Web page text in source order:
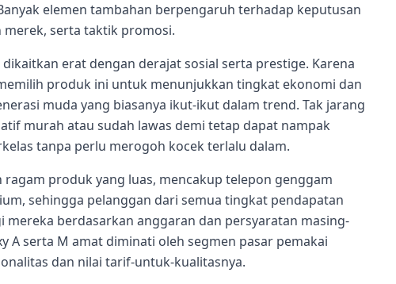
elemen tambahan berpengaruh terhadap keputusan
serta taktik promosi.
erat dengan derajat sosial serta prestige. Karena
produk ini untuk menunjukkan tingkat ekonomi dan
muda yang biasanya ikut-ikut dalam trend. Tak jarang
murah atau sudah lawas demi tetap dapat nampak
tanpa perlu merogoh kocek terlalu dalam.
ragam produk yang luas, mencakup telepon genggam
sehingga pelanggan dari semua tingkat pendapatan
berdasarkan anggaran dan persyaratan masing-
A serta M amat diminati oleh segmen pasar pemakai
dan nilai tarif-untuk-kualitasnya.